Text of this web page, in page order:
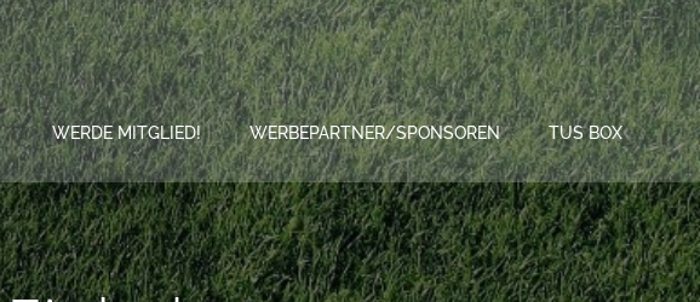
WERDE MITGLIED! WERBEPARTNER/SPONSOREN TUS BOX